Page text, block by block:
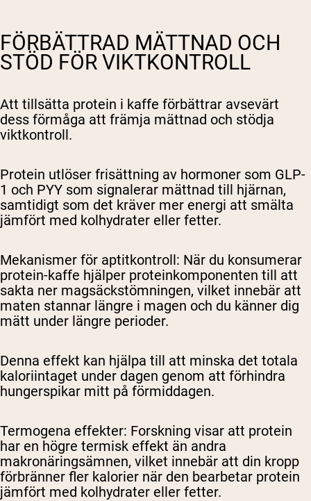
FÖRBÄTTRAD MÄTTNAD OCH
STÖD FÖR VIKTKONTROLL
Att tillsätta protein i kaffe förbättrar avsevärt
dess förmåga att främja mättnad och stödja
viktkontroll.
Protein utlöser frisättning av hormoner som GLP-
1 och PYY som signalerar mättnad till hjärnan,
samtidigt som det kräver mer energi att smälta
jämfört med kolhydrater eller fetter.
Mekanismer för aptitkontroll: När du konsumerar
protein-kaffe hjälper proteinkomponenten till att
sakta ner magsäckstömningen, vilket innebär att
maten stannar längre i magen och du känner dig
mätt under längre perioder.
Denna effekt kan hjälpa till att minska det totala
kaloriintaget under dagen genom att förhindra
hungerspikar mitt på förmiddagen.
Termogena effekter: Forskning visar att protein
har en högre termisk effekt än andra
makronäringsämnen, vilket innebär att din kropp
förbränner fler kalorier när den bearbetar protein
jämfört med kolhydrater eller fetter.